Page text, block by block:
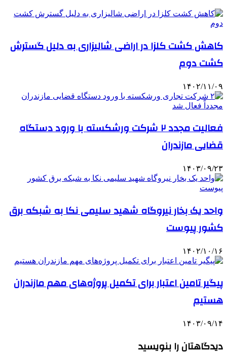
کاهش کشت کلزا در اراضی شالیزاری به دلیل گسترش
کشت دوم
۱۴۰۲/۱۱/۰۹
فعالیت مجدد ۲ شرکت ورشکسته با ورود دستگاه
قضایی مازندران
۱۴۰۳/۰۹/۲۳
واحد یک بخار نیروگاه شهید سلیمی نکا به شبکه برق
کشور پیوست
۱۴۰۲/۱۰/۱۶
پیگیر تامین اعتبار برای تکمیل پروژه‌های مهم مازندران
هستیم
۱۴۰۳/۰۹/۱۴
دیدگاهتان را بنویسید